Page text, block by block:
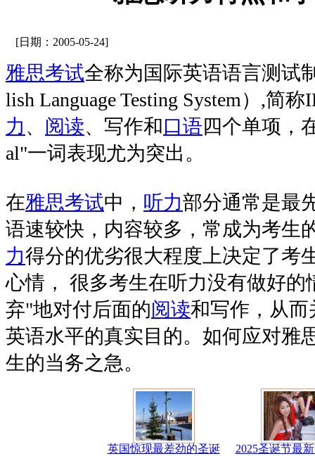
[日期：2005-05-24]
雅思考试全称为国际英语语言测试
lish Language Testing System）,简
力 、 阅读、写作和口语四个单项，
al"一词表现尤为突出。
在雅思考试中， 听力部分通常是最
语速较快，内容较多，常成为考生
力得分的优劣很大程度上决定了考
心情， 很多考生在听力没有做好的
弃"地对付后面的阅读和写作，从
英语水平的真实目的。如何应对雅
生的当务之急。
英国惊现最差劲的圣诞 2025圣诞节最